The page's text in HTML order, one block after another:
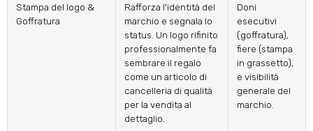
Stampa del logo &
Goffratura
Rafforza l'identità del
marchio e segnala lo
status. Un logo rifinito
professionalmente fa
sembrare il regalo
come un articolo di
cancelleria di qualità
per la vendita al
dettaglio.
Doni
esecutivi
(goffratura),
fiere (stampa
in grassetto),
e visibilità
generale del
marchio.